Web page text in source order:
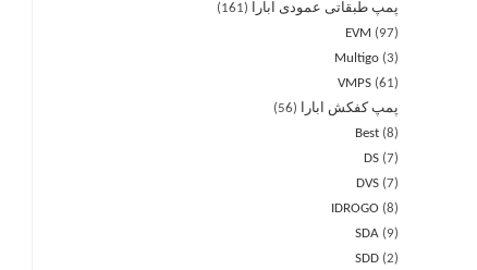
پمپ طبقاتی عمودی ابارا
161
EVM
97
Multigo 3
VMPS 61
پمپ کفکش ابارا
56
Best 8
DS 7
DVS 7
IDROGO
8
SDA
9
SDD 2